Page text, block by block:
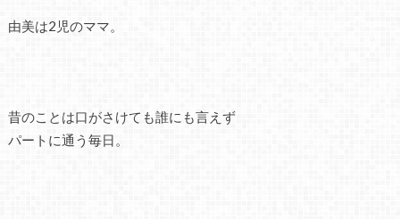
由美は2児のママ。
昔のことは口がさけても誰にも言えず
パートに通う毎日。